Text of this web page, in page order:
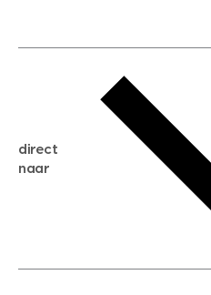
gratis zoekservice
huis verkopen
huis kopen
direct
naar